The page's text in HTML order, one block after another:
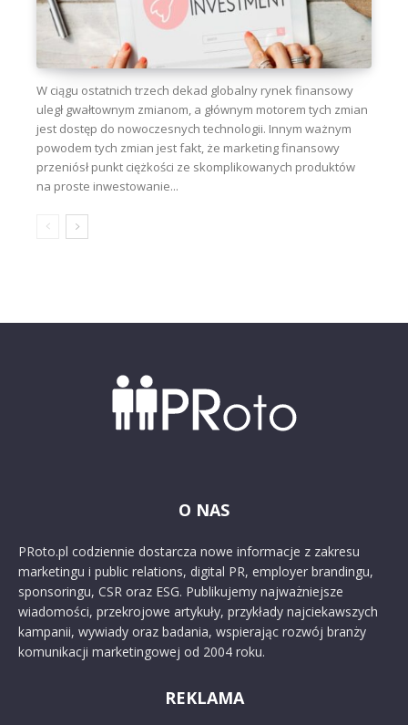
W ciągu ostatnich trzech dekad globalny rynek finansowy
uległ gwałtownym zmianom, a głównym motorem tych zmian
jest dostęp do nowoczesnych technologii. Innym ważnym
powodem tych zmian jest fakt, że marketing finansowy
przeniósł punkt ciężkości ze skomplikowanych produktów
na proste inwestowanie...
O NAS
PRoto.pl codziennie dostarcza nowe informacje z zakresu
marketingu i public relations, digital PR, employer brandingu,
sponsoringu, CSR oraz ESG. Publikujemy najważniejsze
wiadomości, przekrojowe artykuły, przykłady najciekawszych
kampanii, wywiady oraz badania, wspierając rozwój branży
komunikacji marketingowej od 2004 roku.
REKLAMA